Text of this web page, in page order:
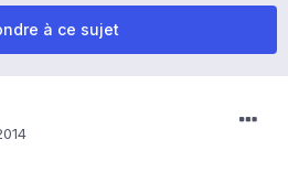
à ce sujet